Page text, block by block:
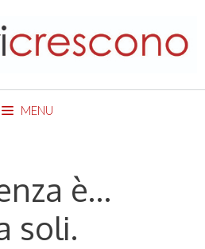
MENU
è…
soli.